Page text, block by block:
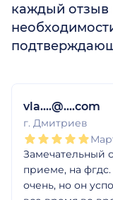
каждый отзыв
vla....@....com
г. Дмитриев
Замечательный
приеме, на
очень, но он